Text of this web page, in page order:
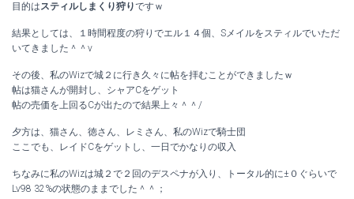
目的はスティルしまくり狩りですｗ
結果としては、１時間程度の狩りでエル１４個、Sメイルをスティルでいただ
いてきました＾＾v
その後、私のWizで城２に行き久々に帖を拝むことができましたｗ
帖は猫さんが開封し、シャアCをゲット
帖の売価を上回るCが出たので結果上々＾＾/
夕方は、猫さん、徳さん、レミさん、私のWizで騎士団
ここでも、レイドCをゲットし、一日でかなりの収入
ちなみに私のWizは城２で２回のデスペナが入り、トータル的に±０ぐらいで
Lv98 32%の状態のままでした＾＾；